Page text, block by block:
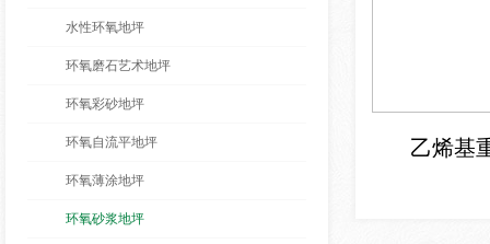
水性环氧地坪
环氧磨石艺术地坪
环氧彩砂地坪
环氧自流平地坪
环氧薄涂地坪
环氧砂浆地坪
乙烯基